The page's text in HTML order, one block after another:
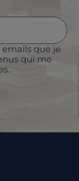
emails que je
qui me